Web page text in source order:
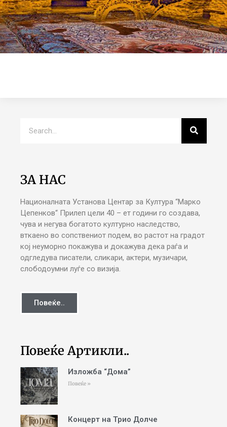
ЗА НАС
Националната Установа Центар за Култура “Марко
Цепенков“ Прилеп цели 40 – ет години го создава,
чува и негува богатото културно наследство,
вткаено во сопствениот подем, во растот на градот
кој неуморно покажува и докажува дека раѓа и
одгледува писатели, сликари, актери, музичари,
слободоумни луѓе со визија.
Повеќе..
Повеќе Артикли..
Изложба “Дома”
Повеќе »
Концерт на Трио Долче